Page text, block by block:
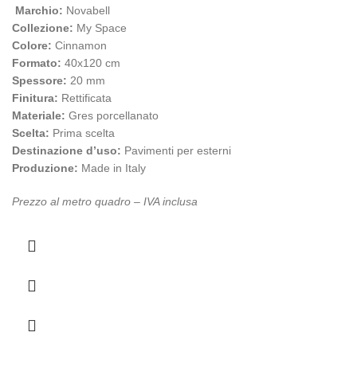
Marchio: Novabell
Collezione: My Space
Colore: Cinnamon
Formato: 40x120 cm
Spessore: 20 mm
Finitura: Rettificata
Materiale: Gres porcellanato
Scelta: Prima scelta
Destinazione d’uso: Pavimenti per esterni
Produzione: Made in Italy
Prezzo al metro quadro – IVA inclusa